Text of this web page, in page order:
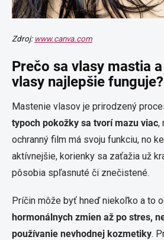
Zdroj: www.canva.com
Prečo sa vlasy mastia
vlasy najlepšie funguje?
Mastenie vlasov je prirodzený
typoch pokožky sa tvorí mazu viac,
ochranný film má svoju funkciu, no
aktívnejšie, korienky sa zaťažia už
pôsobia spľasnuté či znečistené.
Príčin môže byť hneď niekoľko a to
hormonálnych zmien až po stres,
používanie nevhodnej kozmetiky.